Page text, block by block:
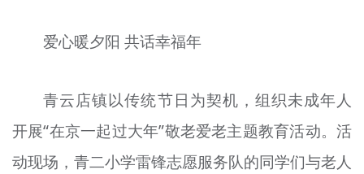
爱心暖夕阳 共话幸福年
青云店镇以传统节日为契机，组织未成年人
开展“在京一起过大年”敬老爱老主题教育活动。活
动现场，青二小学雷锋志愿服务队的同学们与老人